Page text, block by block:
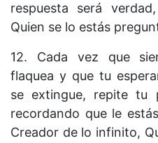
respuesta será
Quien se lo estás
12. Cada vez que
flaquea y que tu
se extingue, repite tu
recordando que le
Creador de lo infinito,